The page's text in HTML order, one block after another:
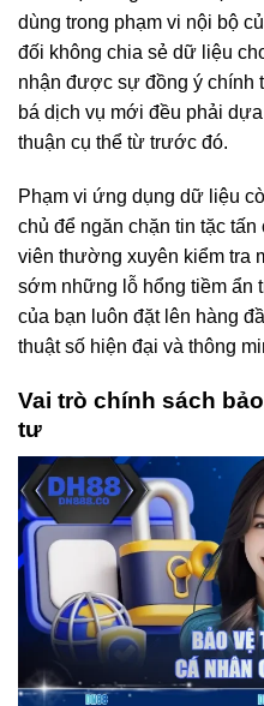
dùng trong phạm vi nội bộ
đối không chia sẻ dữ liệu
nhận được sự đồng ý chính
bá dịch vụ mới đều phải
thuận cụ thể từ trước đó.
Phạm vi ứng dụng dữ liệu
chủ để ngăn chặn tin tặc
viên thường xuyên kiểm tra
sớm những lỗ hổng tiềm ẩn
của bạn luôn đặt lên hàng
thuật số hiện đại và thông
Vai trò chính sách
tư